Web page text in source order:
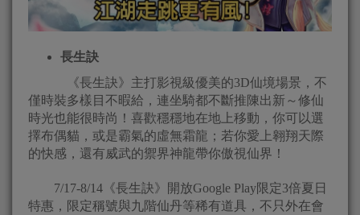
長生訣
《長生訣》主打影視級優美的3D仙境場景，不
僅時裝多樣目不暇給，連坐騎都不斷推陳出新～修仙
時光也能很時尚！喜歡穩穩地在地上移動，你可以選
擇布偶貓，或是霸氣的虛無霜龍；若你愛上翱翔天際
的快感，還有威武的禦界神龍帶你傲視仙界！
7/17-8/14《長生訣》開放Google Play限定3倍夏日
特惠，限定稱號與九階仙丹等稀有道具，不只外在會